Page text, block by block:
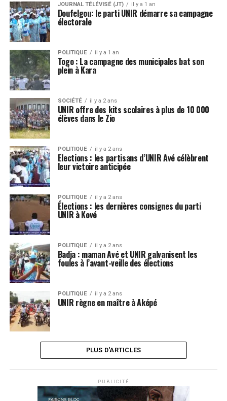
JOURNAL TÉLÉVISÉ (JT) il y a 1 an
Doufelgou: le parti UNIR démarre sa campagne
électorale
POLITIQUE il y a 1 an
Togo : La campagne des municipales bat son
plein à Kara
SOCIÉTÉ il y a 2 ans
UNIR offre des kits scolaires à plus de 10 000
élèves dans le Zio
POLITIQUE il y a 2 ans
Elections : les partisans d’UNIR Avé célèbrent
leur victoire anticipée
POLITIQUE il y a 2 ans
Élections : les dernières consignes du parti
UNIR à Kové
POLITIQUE il y a 2 ans
Badja : maman Avé et UNIR galvanisent les
foules à l’avant-veille des élections
POLITIQUE il y a 2 ans
UNIR règne en maître à Aképé
PLUS D'ARTICLES
PUBLICITÉ